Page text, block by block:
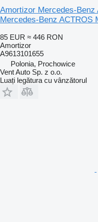
Amortizor Mercedes-Benz
Mercedes-Benz ACTROS
85 EUR ≈ 446 RON
Amortizor
A9613101655
Polonia, Prochowice
Vent Auto Sp. z o.o.
Luați legătura cu vânzătorul